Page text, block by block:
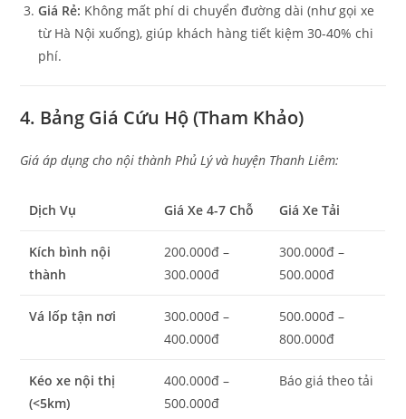
Giá Rẻ: Không mất phí di chuyển đường dài (như gọi xe
từ Hà Nội xuống), giúp khách hàng tiết kiệm 30-40% chi
phí.
4. Bảng Giá Cứu Hộ (Tham Khảo)
Giá áp dụng cho nội thành Phủ Lý và huyện Thanh Liêm:
Dịch Vụ Giá Xe 4-7 Chỗ Giá Xe Tải
Kích bình nội
thành
200.000đ –
300.000đ
300.000đ –
500.000đ
Vá lốp tận nơi
300.000đ –
400.000đ
500.000đ –
800.000đ
Kéo xe nội thị
(<5km)
400.000đ –
500.000đ
Báo giá theo tải